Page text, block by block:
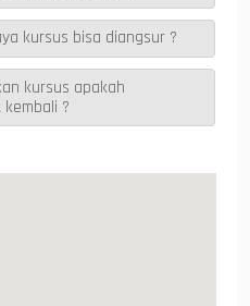
kursus bisa diangsur ?
kursus apakah
?